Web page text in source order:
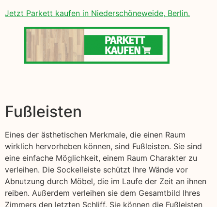
Jetzt Parkett kaufen in Niederschöneweide, Berlin.
Fußleisten
Eines der ästhetischen Merkmale, die einen Raum
wirklich hervorheben können, sind Fußleisten. Sie sind
eine einfache Möglichkeit, einem Raum Charakter zu
verleihen. Die Sockelleiste schützt Ihre Wände vor
Abnutzung durch Möbel, die im Laufe der Zeit an ihnen
reiben. Außerdem verleihen sie dem Gesamtbild Ihres
Zimmers den letzten Schliff. Sie können die Fußleisten